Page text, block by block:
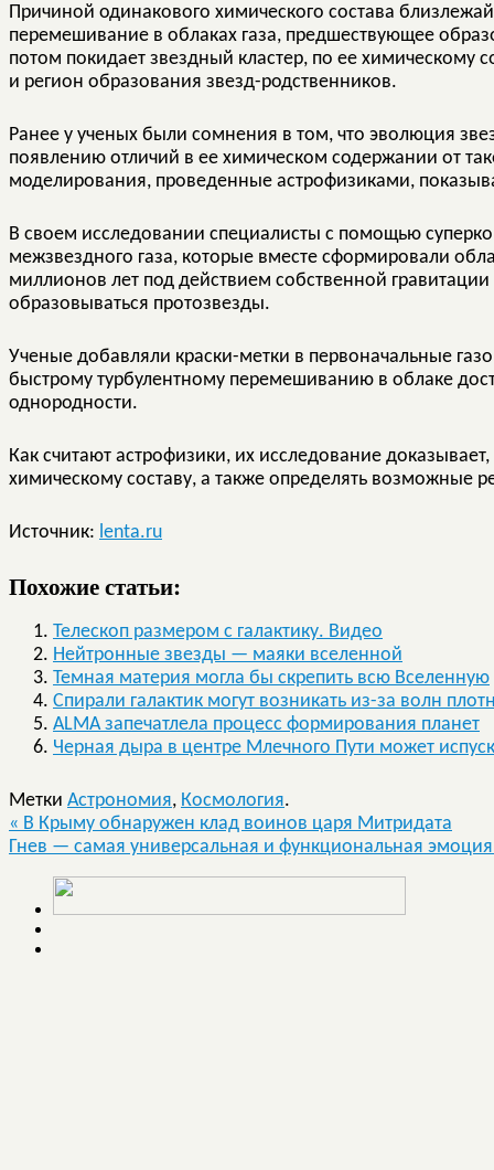
Причиной одинакового химического состава
перемешивание в облаках газа, предшествующее
потом покидает звездный кластер, по ее химическому
и регион образования звезд-родственников.
Ранее у ученых были сомнения в том, что эволюция
появлению отличий в ее химическом содержании от
моделирования, проведенные астрофизиками,
В своем исследовании специалисты с помощью
межзвездного газа, которые вместе сформировали
миллионов лет под действием собственной
образовываться протозвезды.
Ученые добавляли краски-метки в первоначальные
быстрому турбулентному перемешиванию в облаке
однородности.
Как считают астрофизики, их исследование
химическому составу, а также определять возможные
Источник: lenta.ru
Похожие статьи:
Телескоп размером с галактику. Видео
Нейтронные звезды — маяки вселенной
Темная материя могла бы скрепить всю Вселенную
Спирали галактик могут возникать из-за волн
ALMA запечатлела процесс формирования планет
Черная дыра в центре Млечного Пути может
Метки Астрономия, Космология.
« В Крыму обнаружен клад воинов царя Митридата
Гнев — самая универсальная и функциональная